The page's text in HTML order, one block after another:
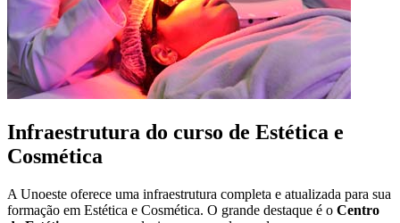
Infraestrutura do curso de Estética e
Cosmética
A Unoeste oferece uma infraestrutura completa e atualizada para sua
formação em Estética e Cosmética. O grande destaque é o Centro